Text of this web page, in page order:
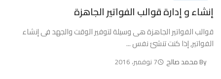
إنشاء و إدارة قوالب الفواتير الجاهزة
قوالب الفواتير الجاهزة هى وسيلة لتوفير الوقت والجهد فى إنشاء
الفواتير, إذا كنت تنشئ نفس ...
Byمحمد صالح 7 نوفمبر، 2016